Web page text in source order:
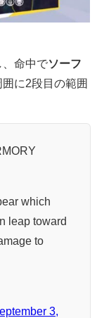
、命中でソーフ
に2段目の範囲
which
leap toward
to
3,